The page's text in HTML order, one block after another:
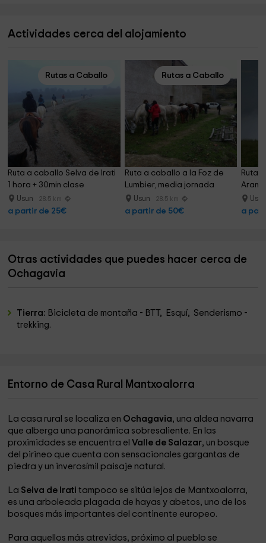
Actividades cerca del alojamiento
Rutas a Caballo
Ruta a caballo Selva de Irati
1 hora + 30min clase
Usun 28.5 km
a partir de 25€
Rutas a Caballo
Ruta a caballo a la Foz de
Lumbier, media jornada
Usun 28.5 km
a partir de 50€
Ruta
a
Otras actividades que puedes hacer cerca de
Ochagavia
Tierra: Bicicleta de montaña - BTT, Esquí, Senderismo -
trekking.
Entorno de Casa Rural Mantxoalorra
La casa rural se localiza en Ochagavia, una aldea navarra
que alberga una panorámica sobresaliente. En las
proximidades se encuentra elValle de Salazar, un bosque
del pirineo que cuenta con sensacionales gargantas de
piedra y un inverosímil paisaje natural.
La Selva de Iratitampoco se sitúa lejos de Mantxoalorra,
es una arboleada plagada de hayas y abetos, uno de los
bosques más importantes del continente europeo.
Para aquellos más atrevidos, próximo al pueblo se